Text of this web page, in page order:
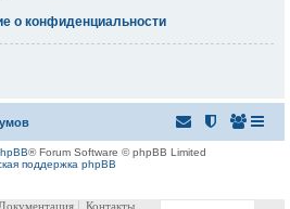
о конфиденциальности
® Forum Software © phpBB Limited
поддержка phpBB
Документация Контакты